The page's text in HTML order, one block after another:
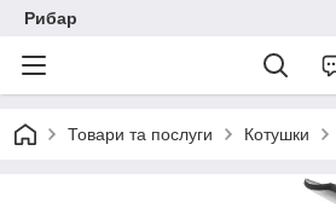
Рибар
Товари та послуги Котушки